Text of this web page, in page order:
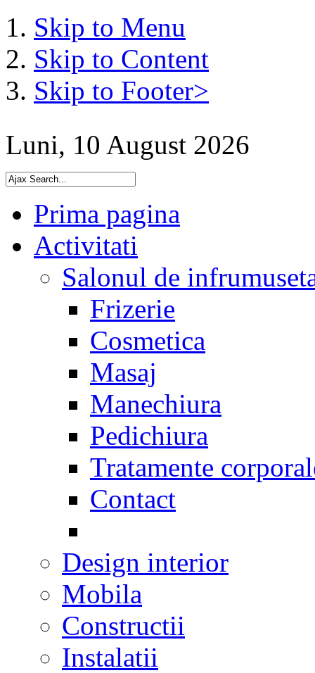
Skip to Menu
Skip to Content
Skip to Footer>
Luni, 10 August 2026
Prima pagina
Activitati
Salonul de
Frizerie
Cosmetica
Masaj
Manechiura
Pedichiura
Tratamente
Contact
Design interior
Mobila
Constructii
Instalatii